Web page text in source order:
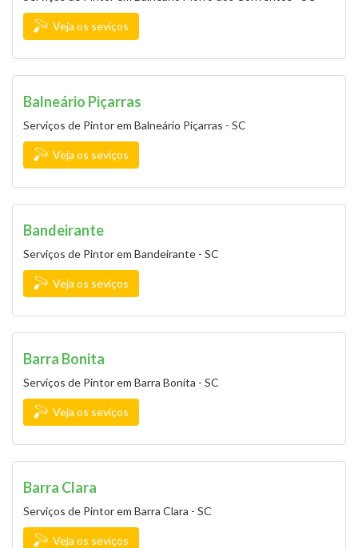
Veja os seviços
Balneário Piçarras
Serviços de Pintor em Balneário Piçarras - SC
Veja os seviços
Bandeirante
Serviços de Pintor em Bandeirante - SC
Veja os seviços
Barra Bonita
Serviços de Pintor em Barra Bonita - SC
Veja os seviços
Barra Clara
Serviços de Pintor em Barra Clara - SC
Veja os seviços